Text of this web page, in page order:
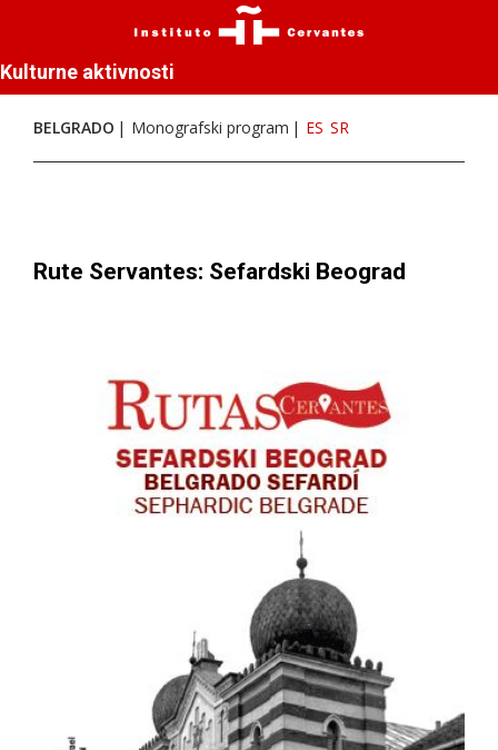
Kulturne aktivnosti
BELGRADO Monografski program ES SR
Rute Servantes: Sefardski Beograd